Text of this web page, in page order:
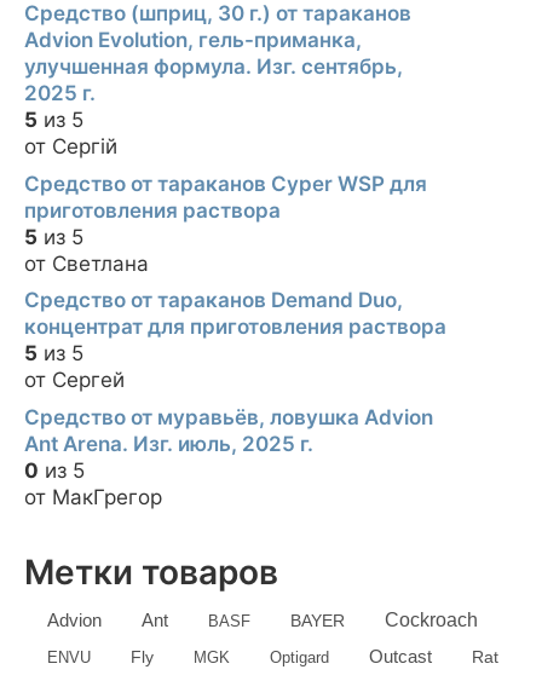
Средство (шприц, 30 г.) от тараканов
Advion Evolution, гель-приманка,
улучшенная формула. Изг. сентябрь,
2025 г.
5 из 5
от Сергій
Средство от тараканов Cyper WSP для
приготовления раствора
5 из 5
от Светлана
Средство от тараканов Demand Duo,
концентрат для приготовления раствора
5 из 5
от Сергей
Средство от муравьёв, ловушка Advion
Ant Arena. Изг. июль, 2025 г.
0 из 5
от МакГрегор
Метки товаров
Advion Ant BASF BAYER Cockroach
ENVU Fly MGK Optigard Outcast Rat